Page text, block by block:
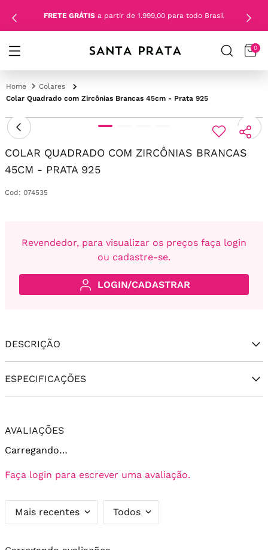
FRETE GRÁTIS a partir de 1.999,00 para todo Brasil
0
Colares
Colar Quadrado com Zircônias Brancas 45cm - Prata 925
COLAR QUADRADO COM ZIRCÔNIAS BRANCAS
45CM - PRATA 925
Cod : 074535
Revendedor, para visualizar os preços faça login
ou cadastre-se.
LOGIN/CADASTRAR
DESCRIÇÃO
ESPECIFICAÇÕES
AVALIAÇÕES
Carregando…
Faça login para escrever uma avaliação.
Mais recentes Todos